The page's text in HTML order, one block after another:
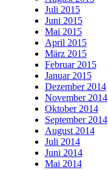
Juli 2015
Juni 2015
Mai 2015
April 2015
März 2015
Februar 2015
Januar 2015
Dezember 2014
November 2014
Oktober 2014
September 2014
August 2014
Juli 2014
Juni 2014
Mai 2014